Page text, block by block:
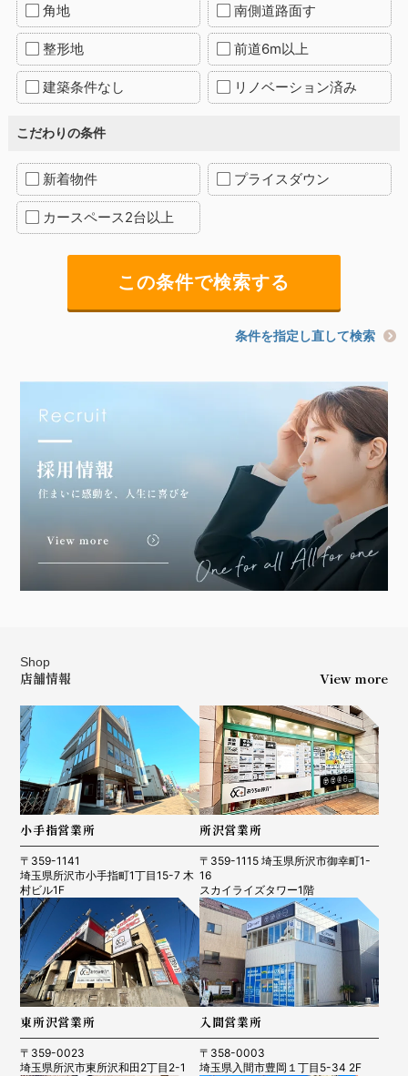
角地 南側道路面す
整形地 前道6m以上
建築条件なし リノベーション済み
こだわりの条件
新着物件 プライスダウン
カースペース2台以上
条件を指定し直して検索
Shop
店舗情報 View more
小手指営業所
〒359-1141
埼玉県所沢市小手指町1丁目15-7 木
村ビル1F
所沢営業所
〒359-1115 埼玉県所沢市御幸町1-
16
スカイライズタワー1階
東所沢営業所
〒359-0023
埼玉県所沢市東所沢和田2丁目2-1
入間営業所
〒358-0003
埼玉県入間市豊岡１丁目5-34 2F